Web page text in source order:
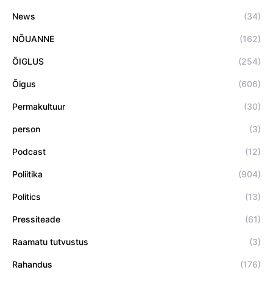
News (34)
NÕUANNE (162)
ÕIGLUS (254)
Õigus (606)
Permakultuur (30)
person (3)
Podcast (12)
Poliitika (904)
Politics (13)
Pressiteade (61)
Raamatu tutvustus (3)
Rahandus (176)